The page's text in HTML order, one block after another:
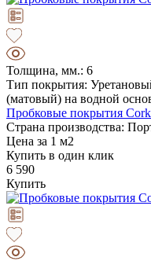
Толщина, мм.: 6
Тип покрытия:
(матовый) на водной
Пробковые покрытия
Страна производства:
Цена за 1 м2
Купить в один клик
6 590
Купить